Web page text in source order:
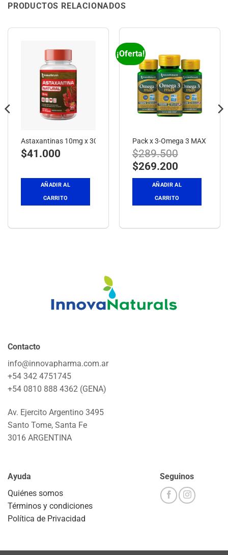
PRODUCTOS RELACIONADOS
Astaxantinas 10mg x 30 cap.
$41.000
AÑADIR AL
CARRITO
¡Oferta!
Pack x 3-Omega 3 MAX
$289.500
El
precio
$289.500.
$269.200El
precio
es:
$269.200.
AÑADIR AL
CARRITO
Contacto
info@innovapharma.com.ar
+54 342 4751745
+54 0810 888 4362 (GENA)
Av. Ejercito Argentino 3495
Santo Tome, Santa Fe
3016 ARGENTINA
Ayuda
Quiénes somos
Términos y condiciones
Política de Privacidad
Seguinos